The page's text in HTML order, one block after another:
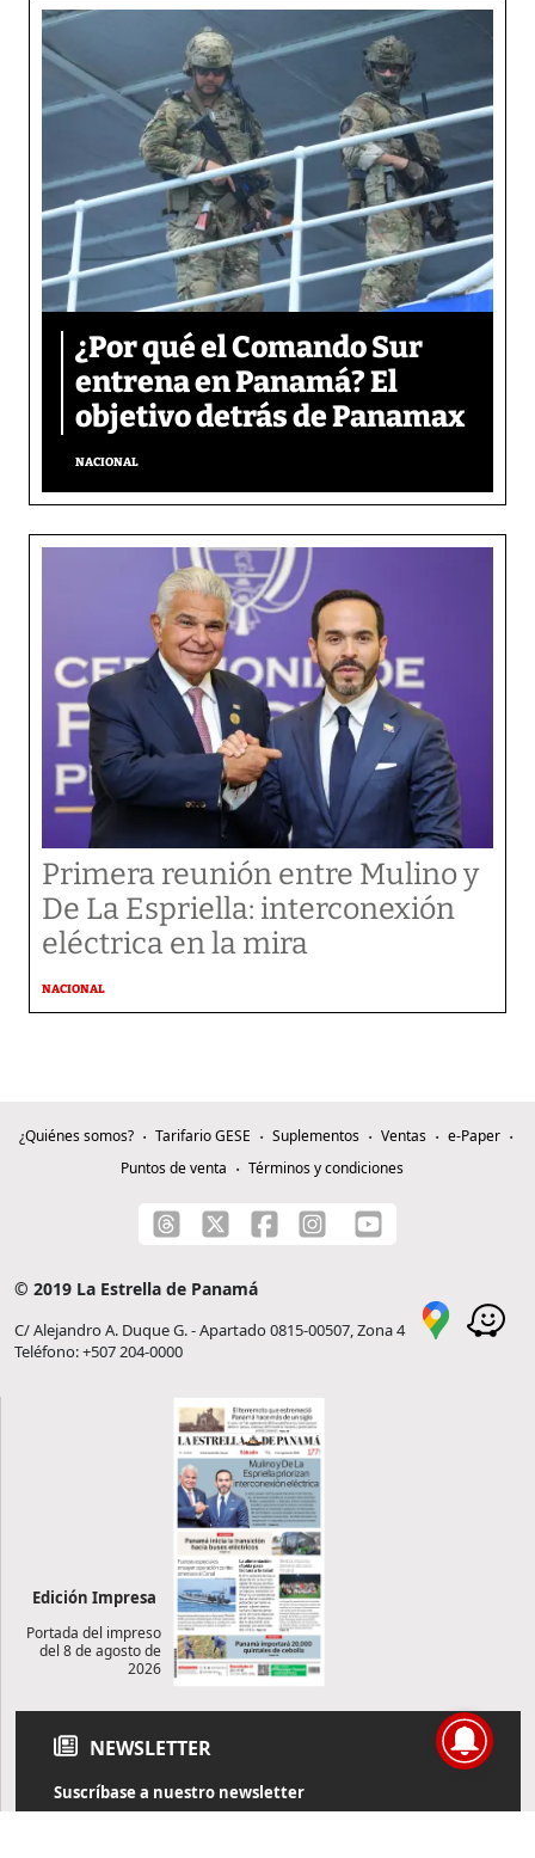
¿Por qué el Comando Sur
entrena en Panamá? El
objetivo detrás de Panamax
NACIONAL
Primera reunión entre Mulino y
De La Espriella: interconexión
eléctrica en la mira
NACIONAL
¿Quiénes somos? Tarifario GESE Suplementos Ventas
e-Paper
Puntos de venta
Términos y condiciones
© 2019 La Estrella de Panamá
C/ Alejandro A. Duque G. - Apartado 0815-00507, Zona 4
Teléfono: +507 204-0000
Edición Impresa
Portada del impreso
del 8 de agosto de
2026
NEWSLETTER
Suscríbase a nuestro newsletter
Reciba diariamente información de actualidad directamente en